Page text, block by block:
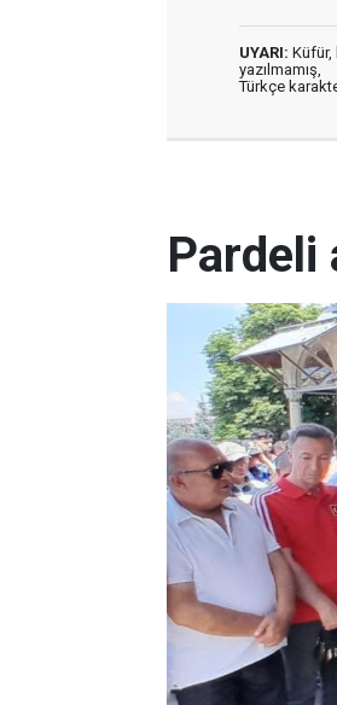
UYARI: Küfür,
yazılmamış,
Türkçe
Pardeli